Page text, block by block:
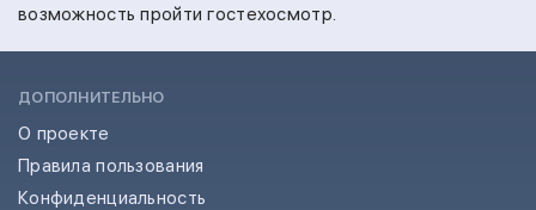
возможность пройти гостехосмотр.
ДОПОЛНИТЕЛЬНО
О проекте
Правила пользования
Конфиденциальность